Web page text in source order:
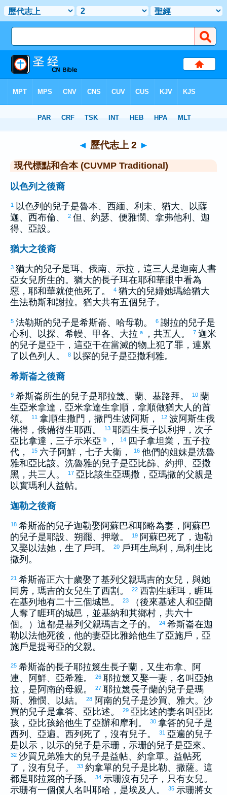
> 歷代志上 2
◄ 歷代志上 2 ►
現代標點和合本 (CUVMP Traditional)
以色列之後裔
1 以色列 的兒子是魯本、 西緬、 利未、 猶大、 以薩
迦 、 西布倫、 2 但 、 約瑟、 便雅憫 、 拿弗他利 、 迦
得、 亞設。
猶大之後裔
3 猶大的兒子是珥、 俄南、 示拉 ，這三人是迦南人書
亞女兒所生的。 猶大的長子珥在耶和華眼中看為
惡，耶和華就使他死了。
4 猶大的兒婦她瑪給猶大
生法勒斯和謝拉。 猶大共有五個兒子。
5 法勒斯的兒子是希斯崙、 哈母勒。 6 謝拉的兒子是
心利 、 以探、 希幔、 甲各、 大拉 a ，共五人。 7 迦米
的兒子是亞干 ，這亞干在當滅的物上犯了罪，連累
了 以色列 人。 8 以探的兒子是亞撒利雅。
希斯崙之後裔
9 希斯崙所生的兒子是耶拉篾、 蘭、 基路拜。 10 蘭
生亞米拿達 ， 亞米拿達生拿順 ， 拿順做猶大 人的首
領。
11 拿順生撒門 ， 撒門生波阿斯 ， 12 波阿斯生俄
備得 ， 俄備得生耶西。 13 耶西生長子以利押 ，次子
亞比拿達 ，三子示米亞 b ， 14 四子拿坦業 ，五子拉
代 ， 15 六子 阿鮮 ，七子大衛 ， 16 他們的姐妹是洗魯
雅和亞比該。 洗魯雅的兒子是亞比篩、 約押、 亞撒
黑 ，共三人。 17 亞比該生亞瑪撒 ， 亞瑪撒的父親是
以實瑪利 人益帖。
迦勒之後裔
18 希斯崙的兒子迦勒娶阿蘇巴和耶略為妻， 阿蘇巴
的兒子是耶設、 朔罷、 押墩。 19 阿蘇巴死了， 迦勒
又娶以法她 ，生了 戶珥。 20 戶珥生烏利 ， 烏利 生 比
撒列 。
21 希斯崙正六十歲娶了基列 父親瑪吉的女兒，與她
同房， 瑪吉的女兒生了西割 。 22 西割生睚珥 ， 睚珥
在基列 地有二十三個城邑。 23 （後來基述 人和亞蘭
人奪了睚珥的城邑，並基納和其鄉村，共六十
個。）這都是基列 父親瑪吉之子的。 24 希斯崙在迦
勒以法他死後，他的妻亞比雅給他生了亞施戶 ， 亞
施戶是提哥亞的父親。
25 希斯崙的長子耶拉篾生長子蘭 ，又生布拿、 阿
連、 阿鮮、 亞希雅。 26 耶拉篾又娶一妻，名叫 亞她
拉 ，是阿南的母親。 27 耶拉篾長子蘭的兒子是瑪
斯、 雅憫 、 以結。 28 阿南的兒子是沙買、 雅大。 沙
買的兒子是拿答、 亞比述。 29 亞比述的妻名叫 亞比
孩 ， 亞比孩給他生了亞辦和摩利 。 30 拿答的兒子是
西列 、 亞遍 。 西列 死了，沒有兒子。 31 亞遍的兒子
是 以示 ， 以示的兒子是示珊 ， 示珊的兒子是亞來。
32 沙買 兄弟雅大的兒子是益帖、 約拿單。 益帖死
了，沒有兒子。
33 約拿單的兒子是 比勒、 撒薩。這
都是耶拉篾的子孫。 34 示珊沒有兒子，只有女兒。
示珊有一個僕人名叫 耶哈 ，是埃及 人。 35 示珊將女